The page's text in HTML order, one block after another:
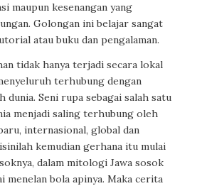
maupun kesenangan yang
Golongan ini belajar sangat
atau buku dan pengalaman.
tidak hanya terjadi secara lokal
terhubung dengan
dunia. Seni rupa sebagai salah satu
menjadi saling terhubung oleh
internasional, global dan
kemudian gerhana itu mulai
dalam mitologi Jawa sosok
menelan bola apinya. Maka cerita